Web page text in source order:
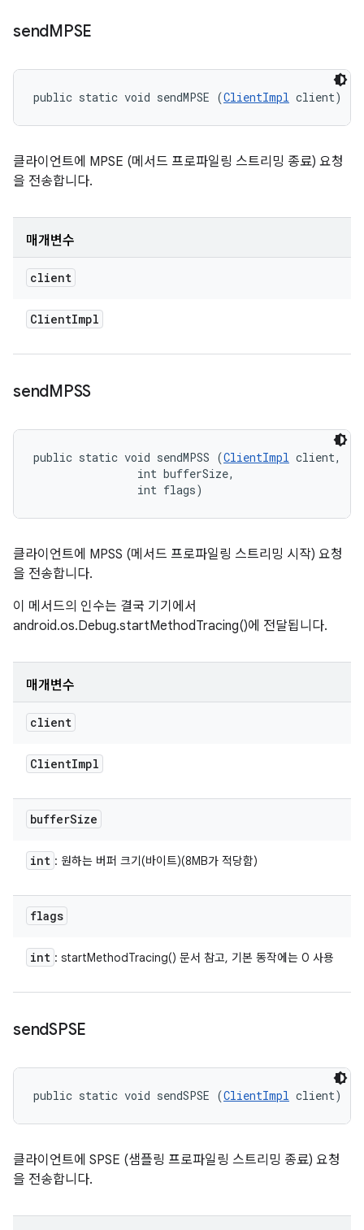
sendMPSE
public static void sendMPSE (ClientImpl client)
클라이언트에 MPSE (메서드 프로파일링 스트리밍 종료) 요청
을 전송합니다.
매개변수
client
ClientImpl
sendMPSS
public static void sendMPSS (ClientImpl client,
                int bufferSize,
                int flags)
클라이언트에 MPSS (메서드 프로파일링 스트리밍 시작) 요청
을 전송합니다.
이 메서드의 인수는 결국 기기에서
android.os.Debug.startMethodTracing()에 전달됩니다.
매개변수
client
ClientImpl
bufferSize
int : 원하는 버퍼 크기(바이트)(8MB가 적당함)
flags
int : startMethodTracing() 문서 참고, 기본 동작에는 0 사용
sendSPSE
public static void sendSPSE (ClientImpl client)
클라이언트에 SPSE (샘플링 프로파일링 스트리밍 종료) 요청
을 전송합니다.